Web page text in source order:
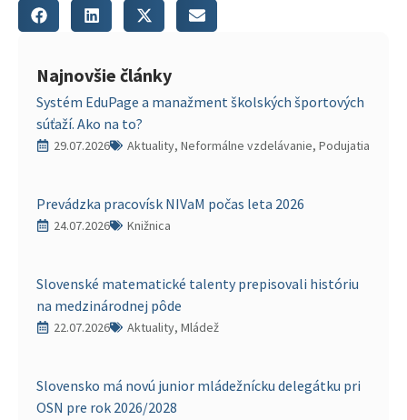
Najnovšie články
Systém EduPage a manažment školských športových
súťaží. Ako na to?
29.07.2026 Aktuality, Neformálne vzdelávanie, Podujatia
Prevádzka pracovísk NIVaM počas leta 2026
24.07.2026 Knižnica
Slovenské matematické talenty prepisovali históriu
na medzinárodnej pôde
22.07.2026 Aktuality, Mládež
Slovensko má novú junior mládežnícku delegátku pri
OSN pre rok 2026/2028